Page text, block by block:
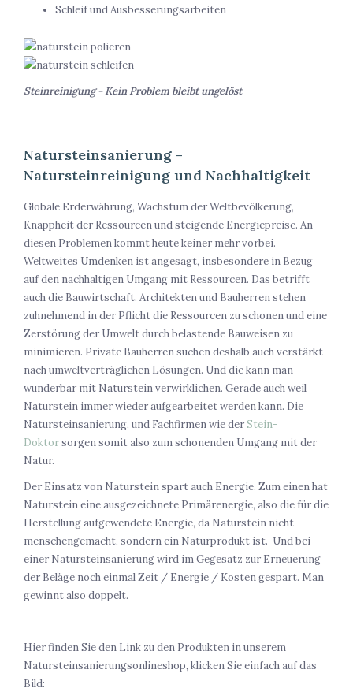
Schleif und Ausbesserungsarbeiten
Steinreinigung - Kein Problem bleibt ungelöst
Natursteinsanierung -
Natursteinreinigung und Nachhaltigkeit
Globale Erderwährung, Wachstum der Weltbevölkerung,
Knappheit der Ressourcen und steigende Energiepreise. An
diesen Problemen kommt heute keiner mehr vorbei.
Weltweites Umdenken ist angesagt, insbesondere in Bezug
auf den nachhaltigen Umgang mit Ressourcen. Das betrifft
auch die Bauwirtschaft. Architekten und Bauherren stehen
zuhnehmend in der Pflicht die Ressourcen zu schonen und eine
Zerstörung der Umwelt durch belastende Bauweisen zu
minimieren. Private Bauherren suchen deshalb auch verstärkt
nach umweltverträglichen Lösungen. Und die kann man
wunderbar mit Naturstein verwirklichen. Gerade auch weil
Naturstein immer wieder aufgearbeitet werden kann. Die
Natursteinsanierung, und Fachfirmen wie derStein-
Doktorsorgen somit also zum schonenden Umgang mit der
Natur.
Der Einsatz von Naturstein spart auch Energie. Zum einen hat
Naturstein eine ausgezeichnete Primärenergie, also die für die
Herstellung aufgewendete Energie, da Naturstein nicht
menschengemacht, sondern ein Naturprodukt ist. Und bei
einer Natursteinsanierung wird im Gegesatz zur Erneuerung
der Beläge noch einmal Zeit / Energie / Kosten gespart. Man
gewinnt also doppelt.
Hier finden Sie den Link zu den Produkten in unserem
Natursteinsanierungsonlineshop, klicken Sie einfach auf das
Bild: